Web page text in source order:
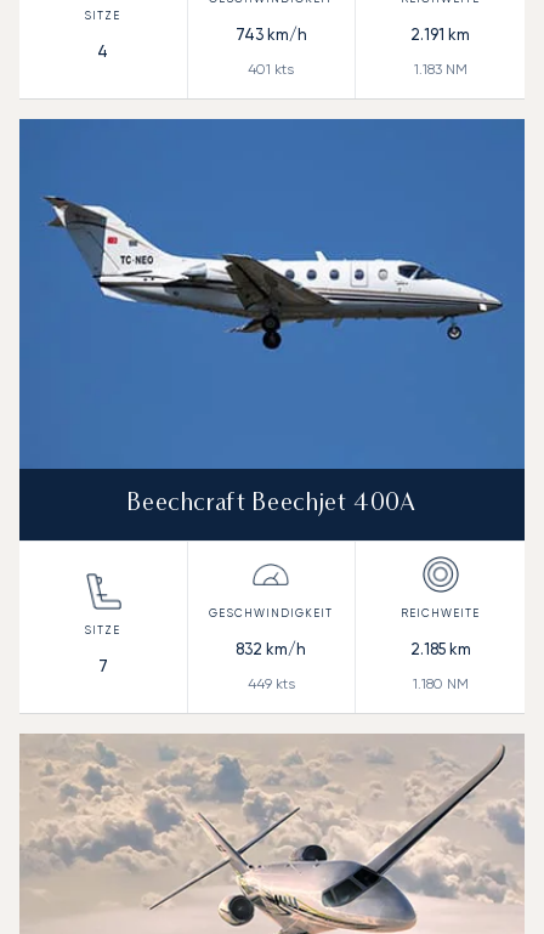
4
743km/h
401 kts
2.191 km
1.183NM
Beechcraft Beechjet 400A
7
832 km/h
449kts
2.185km
1.180 NM